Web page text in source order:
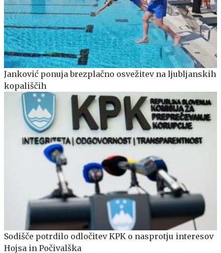
Janković ponuja brezplačno osvežitev na ljubljanskih
kopališčih
Sodišče potrdilo odločitev KPK o nasprotju interesov
Hojsa in Počivalška